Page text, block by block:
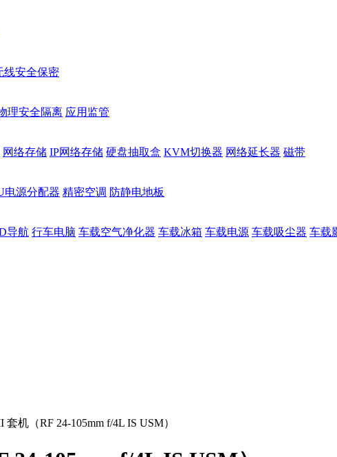
线安全保密
理安全隔离 应用监管
网络存储 IP网络存储 硬盘抽取盒 KVM切换器 网络延长器 磁带
电源分配器 精密空调 防静电地板
导航 行车电脑 车载空气净化器 车载冰箱 车载电源 车载吸尘器 车载
机（RF 24-105mm f/4L IS USM）